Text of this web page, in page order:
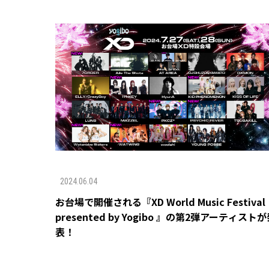
2024.06.04
お台場で開催される『XD World Music Festival
presented by Yogibo 』の第2弾アーティストが
表！